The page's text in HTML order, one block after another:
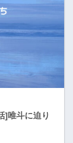
]唯斗に迫り